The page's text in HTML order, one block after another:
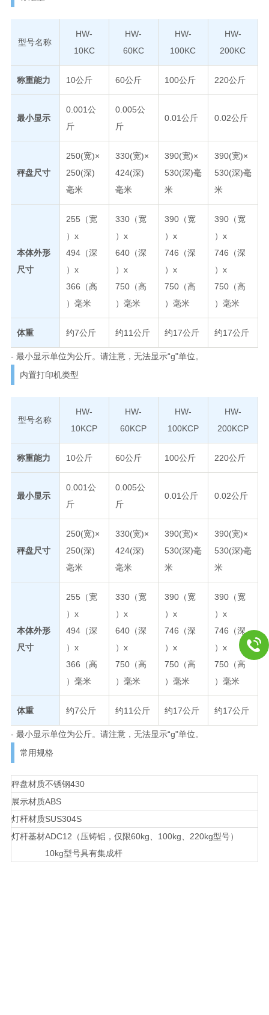
型号名称
HW-
10KC
HW-
60KC
HW-
100KC
HW-
200KC
称重能力 10公斤 60公斤 100公斤 220公斤
最小显示
0.001公
斤
0.005公
斤
0.01公斤 0.02公斤
秤盘尺寸
250(宽)×
250(深)
毫米
330(宽)×
424(深)
毫米
390(宽)×
530(深)毫
米
390(宽)×
530(深)毫
米
本体外形
尺寸
255（宽
）x
494（深
）x
366（高
）毫米
330（宽
）x
640（深
）x
750（高
）毫米
390（宽
）x
746（深
）x
750（高
）毫米
390（宽
）x
746（深
）x
750（高
）毫米
体重 约7公斤 约11公斤 约17公斤 约17公斤
- 最小显示单位为公斤。请注意，无法显示“g"单位。
内置打印机类型
型号名称
HW-
10KCP
HW-
60KCP
HW-
100KCP
HW-
200KCP
称重能力 10公斤 60公斤 100公斤 220公斤
最小显示
0.001公
斤
0.005公
斤
0.01公斤 0.02公斤
秤盘尺寸
250(宽)×
250(深)
毫米
330(宽)×
424(深)
毫米
390(宽)×
530(深)毫
米
390(宽)×
530(深)毫
米
本体外形
尺寸
255（宽
）x
494（深
）x
366（高
）毫米
330（宽
）x
640（深
）x
750（高
）毫米
390（宽
）x
746（深
）x
750（高
）毫米
390（宽
）x
746（深
）x
750（高
）毫米
体重 约7公斤 约11公斤 约17公斤 约17公斤
- 最小显示单位为公斤。请注意，无法显示“g"单位。
常用规格
秤盘材质不锈钢430
展示材质ABS
灯杆材质SUS304S
灯杆基材ADC12（压铸铝，仅限60kg、100kg、220kg型号）
10kg型号具有集成杆